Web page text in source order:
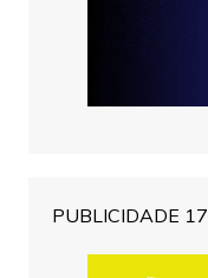
PUBLICIDADE 17